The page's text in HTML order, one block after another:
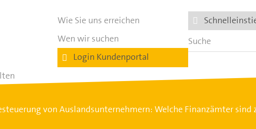
Wie Sie uns erreichen
Wen wir suchen
Login Kundenportal
von Auslandsunternehmern: Welche Finanzämter sind